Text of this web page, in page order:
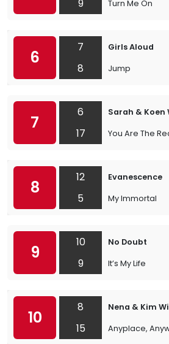
9 Turn Me On
6
7
8
Girls Aloud
Jump
7
6
17
Sarah & Koen
You Are The
8
12
5
Evanescence
My Immortal
9
10
9
No Doubt
It’s My Life
10
8
15
Nena & Kim
Anyplace,